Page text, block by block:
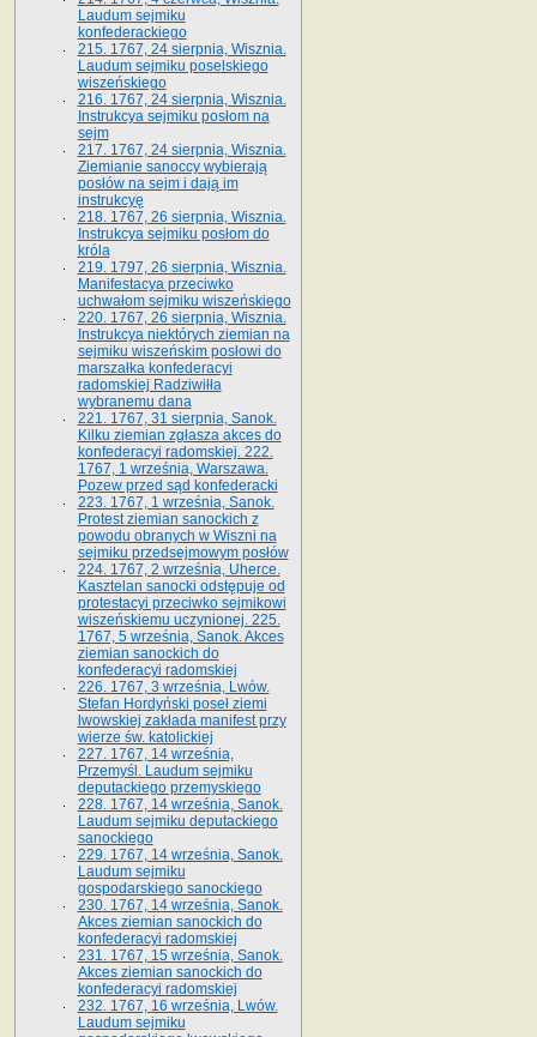
Laudum sejmiku
konfederackiego
215. 1767, 24 sierpnia, Wisznia.
Laudum sejmiku poselskiego
wiszeńskiego
216. 1767, 24 sierpnia, Wisznia.
Instrukcya sejmiku posłom na
sejm
217. 1767, 24 sierpnia, Wisznia.
Ziemianie sanoccy wybierają
posłów na sejm i dają im
instrukcyę
218. 1767, 26 sierpnia, Wisznia.
Instrukcya sejmiku posłom do
króla
219. 1797, 26 sierpnia, Wisznia.
Manifestacya przeciwko
uchwałom sejmiku wiszeńskiego
220. 1767, 26 sierpnia, Wisznia.
Instrukcya niektórych ziemian na
sejmiku wiszeńskim posłowi do
marszałka konfe­deracyi
radomskiej Radziwiłła
wybranemu dana
221. 1767, 31 sierpnia, Sanok.
Kilku ziemian zgłasza akces do
konfederacyi radomskiej. 222.
1767, 1 września, Warszawa.
Pozew przed sąd konfederacki
223. 1767, 1 września, Sanok.
Protest ziemian sanockich z
powodu obranych w Wiszni na
sejmiku przedsejmo­wym posłów
224. 1767, 2 września, Uherce.
Kasztelan sanocki odstępuje od
protestacyi przeciwko sejmikowi
wiszeńskiemu uczynionej. 225.
1767, 5 września, Sanok. Akces
ziemian sanockich do
konfederacyi radomskiej
226. 1767, 3 września, Lwów.
Stefan Hordyński poseł ziemi
lwowskiej zakłada manifest przy
wierze św. ka­tolickiej
227. 1767, 14 września,
Przemyśl. Laudum sejmiku
deputackiego przemyskiego
228. 1767, 14 września, Sanok.
Laudum sejmiku deputackiego
sanockiego
229. 1767, 14 września, Sanok.
Laudum sejmiku
gospodarskiego sanockiego
230. 1767, 14 września, Sanok.
Akces ziemian sanockich do
konfederacyi radomskiej
231. 1767, 15 września, Sanok.
Akces ziemian sanockich do
konfederacyi radomskiej
232. 1767, 16 września, Lwów.
Laudum sejmiku